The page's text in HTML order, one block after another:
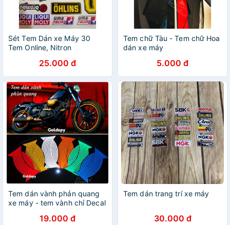
Sét Tem Dán xe Máy 30
Tem Online, Nitron
25.000 đ
Tem chữ Tàu - Tem chữ Hoa
dán xe máy
5.000 đ
Tem dán vành phản quang
xe máy - tem vành chỉ Decal
19.000 đ
Tem dán trang trí xe máy
30.000 đ